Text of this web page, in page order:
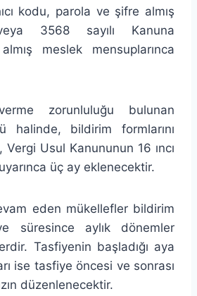
kodu, parola ve şifre almış
3568 sayılı Kanuna
meslek mensuplarınca
zorunluluğu bulunan
halinde, bildirim formlarını
Usul Kanununun 16 ıncı
üç ay eklenecektir.
eden mükellefler bildirim
süresince aylık dönemler
Tasfiyenin başladığı aya
ise tasfiye öncesi ve sonrası
düzenlenecektir.